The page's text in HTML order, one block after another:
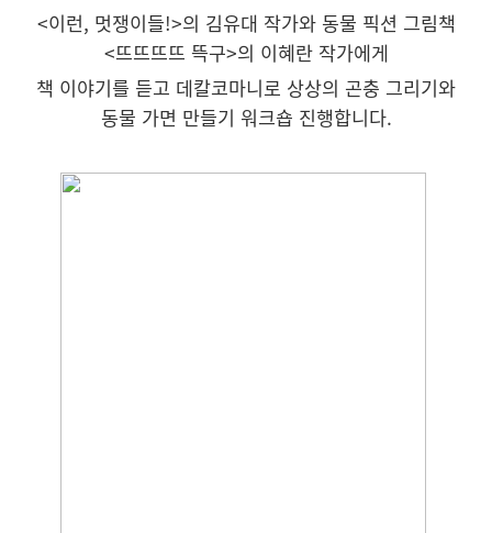
<이런, 멋쟁이들!>의 김유대 작가와 동물 픽션 그림책
<뜨뜨뜨뜨 뜩구>의 이혜란 작가에게
책 이야기를 듣고 데칼코마니로 상상의 곤충 그리기와
동물 가면 만들기 워크숍 진행합니다.